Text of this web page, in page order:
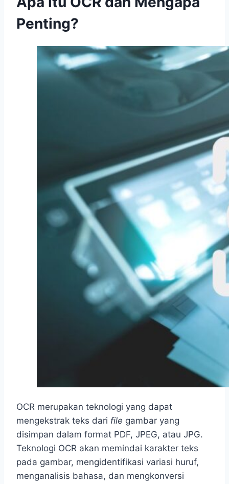
Penting?
OCR merupakan teknologi yang dapat
mengekstrak teks dari file gambar yang
disimpan dalam format PDF, JPEG, atau JPG.
Teknologi OCR akan memindai karakter teks
pada gambar, mengidentifikasi variasi huruf,
menganalisis bahasa, dan mengkonversi